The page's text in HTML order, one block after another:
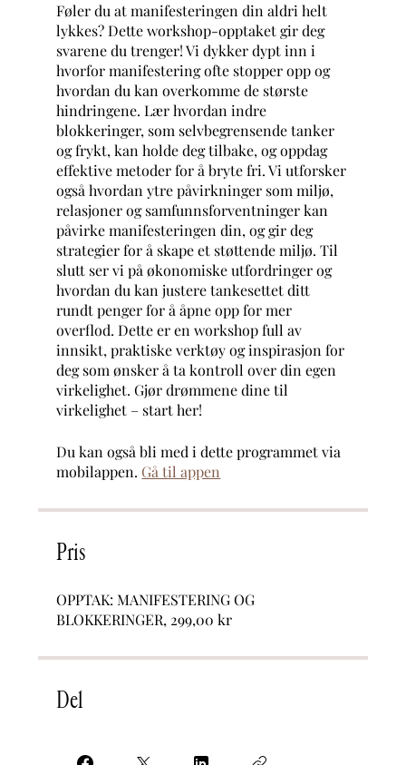
Føler du at manifesteringen din aldri helt
lykkes? Dette workshop-opptaket gir deg
svarene du trenger! Vi dykker dypt inn i
hvorfor manifestering ofte stopper opp og
hvordan du kan overkomme de største
hindringene. Lær hvordan indre
blokkeringer, som selvbegrensende tanker
og frykt, kan holde deg tilbake, og oppdag
effektive metoder for å bryte fri. Vi utforsker
også hvordan ytre påvirkninger som miljø,
relasjoner og samfunnsforventninger kan
påvirke manifesteringen din, og gir deg
strategier for å skape et støttende miljø. Til
slutt ser vi på økonomiske utfordringer og
hvordan du kan justere tankesettet ditt
rundt penger for å åpne opp for mer
overflod. Dette er en workshop full av
innsikt, praktiske verktøy og inspirasjon for
deg som ønsker å ta kontroll over din egen
virkelighet. Gjør drømmene dine til
virkelighet – start her!
Du kan også bli med i dette programmet via
mobilappen. Gå til appen
Pris
OPPTAK: MANIFESTERING OG
BLOKKERINGER, 299,00 kr
Del